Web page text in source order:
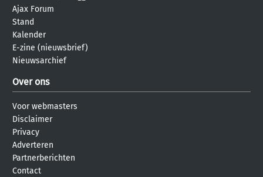
Ajax Forum
Stand
Kalender
E-zine (nieuwsbrief)
Nieuwsarchief
Over ons
Voor webmasters
Disclaimer
Privacy
Adverteren
Partnerberichten
Contact